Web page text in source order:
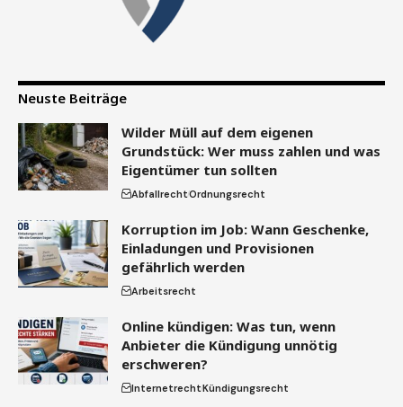
Neuste Beiträge
Wilder Müll auf dem eigenen
Grundstück: Wer muss zahlen und was
Eigentümer tun sollten
AbfallrechtOrdnungsrecht
Korruption im Job: Wann Geschenke,
Einladungen und Provisionen
gefährlich werden
Arbeitsrecht
Online kündigen: Was tun, wenn
Anbieter die Kündigung unnötig
erschweren?
InternetrechtKündigungsrecht